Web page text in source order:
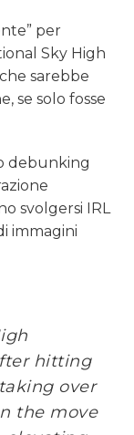
per
Sky High
sarebbe
se solo fosse
debunking
svolgersi IRL
immagini
hitting
over
the move